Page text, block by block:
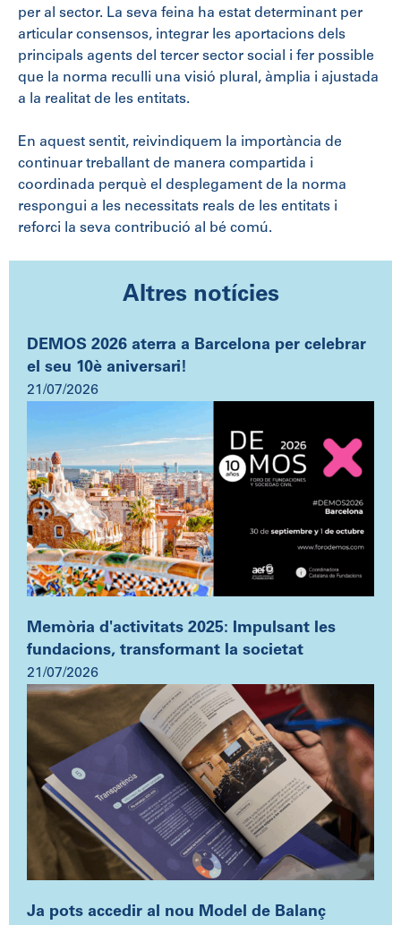
per al sector. La seva feina ha estat determinant per
articular consensos, integrar les aportacions dels
principals agents del tercer sector social i fer possible
que la norma reculli una visió plural, àmplia i ajustada
a la realitat de les entitats.
En aquest sentit, reivindiquem la importància de
continuar treballant de manera compartida i
coordinada perquè el desplegament de la norma
respongui a les necessitats reals de les entitats i
reforci la seva contribució al bé comú.
Altres notícies
DEMOS 2026 aterra a Barcelona per celebrar
el seu 10è aniversari!
21/07/2026
Memòria d'activitats 2025: Impulsant les
fundacions, transformant la societat
21/07/2026
Ja pots accedir al nou Model de Balanç